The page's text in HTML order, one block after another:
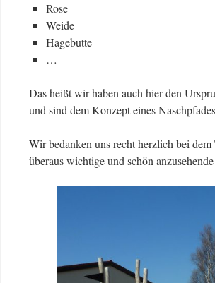
Rose
Weide
Hagebutte
…
Das heißt wir haben auch hier den
und sind dem Konzept eines
Wir bedanken uns recht herzlich bei
überaus wichtige und schön